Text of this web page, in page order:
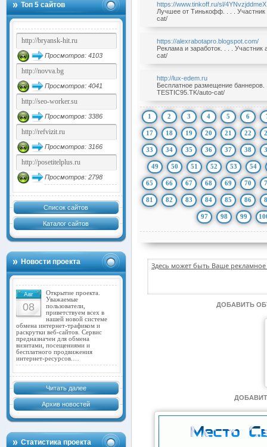
Топ 5 сайтов
Просмотров: 4103
Просмотров: 4041
Просмотров: 3386
Просмотров: 3166
Просмотров: 2798
Список сайтов
Каталог сайтов
Новости проекта
Авг
08
Открытие проекта.
Уважаемые
пользователи,
приветствуем всех в
нашей новой системе
обмена интернет-трафиком и
раскрутки веб-сайтов. Сервис
предназначен для обмена
визитами, посещениями и
бесплатного продвижения
интернет-ресурсов.…
Читать далее
Архив новостей
Статистика проекта
https://www.tinkoff.ru/sl/4YNvzjddmeX
Лучшее от Тинькофф. . . . Участник
cat/
https://alexrabotapro.blogspot.com/
Реклама и заработок. . . . Участник
cat/
http://lux-edem.ru
Бесплатное размещение баннеров.
TESTIC95.TK/auto-cat/
1 2 3 4 5 6
17 18 19 20 21 22
33 34 35 36 37 38
49 50 51 52 53 54
65 66 67 68 69 70
81 82 83 84 85 86
97 98 99
Здесь может быть Ваше
ДОБАВИТЬ